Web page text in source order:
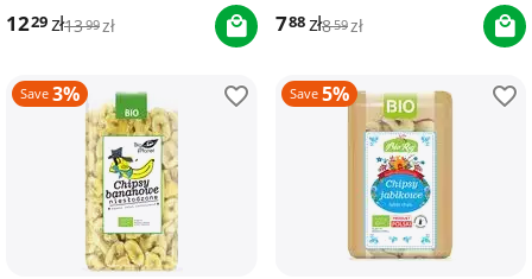
1229zł1399zł 788zł859zł
Save 3% Save 5%